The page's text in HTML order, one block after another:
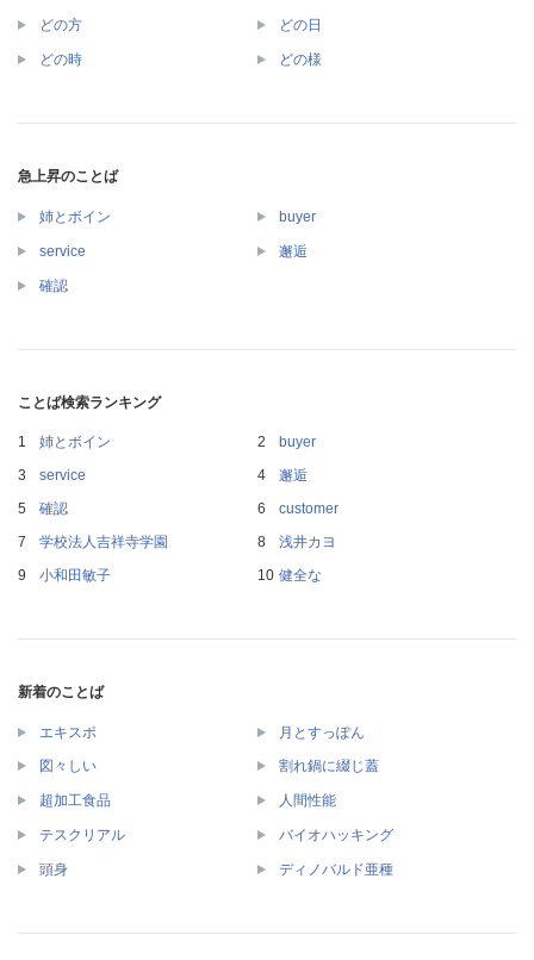
どの方 どの日
どの時 どの様
急上昇のことば
姉とボイン buyer
service 邂逅
確認
ことば検索ランキング
姉とボイン
buyer
service
邂逅
確認
customer
学校法人吉祥寺学園
浅井カヨ
小和田敏子
健全な
新着のことば
エキスポ 月とすっぽん
図々しい 割れ鍋に綴じ蓋
超加工食品 人間性能
テスクリアル バイオハッキング
頭身 ディノバルド亜種